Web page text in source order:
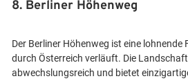
8. Berliner Höhenweg
Der Berliner Höhenweg ist eine lohnende
durch Österreich verläuft. Die
abwechslungsreich und bietet